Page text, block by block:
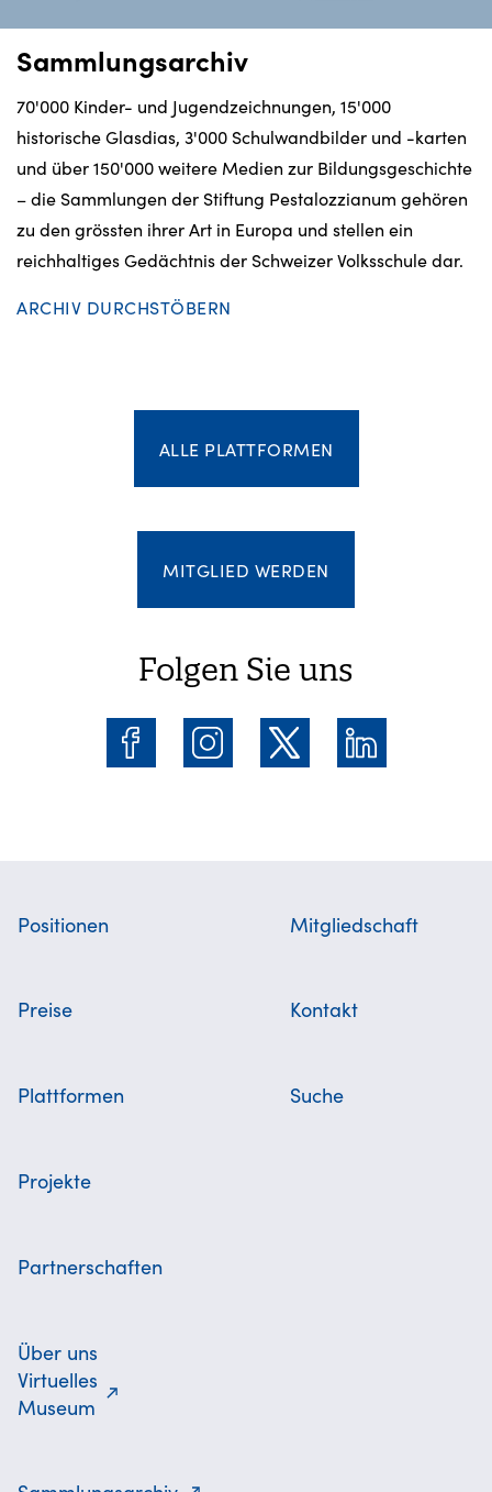
Sammlungsarchiv
70'000 Kinder- und Jugendzeichnungen, 15'000
historische Glasdias, 3'000 Schulwandbilder und -karten
und über 150'000 weitere Medien zur Bildungsgeschichte
– die Sammlungen der Stiftung Pestalozzianum gehören
zu den grössten ihrer Art in Europa und stellen ein
reichhaltiges Gedächtnis der Schweizer Volksschule dar.
ARCHIV DURCHSTÖBERN
ALLE PLATTFORMEN
MITGLIED WERDEN
Folgen Sie uns
Positionen
Preise
Plattformen
Projekte
Partnerschaften
Über uns
Mitgliedschaft
Kontakt
Suche
Virtuelles
Museum